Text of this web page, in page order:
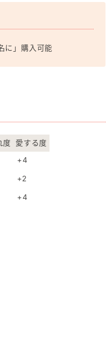
に」購入可能
度 愛する度
+4
+2
+4